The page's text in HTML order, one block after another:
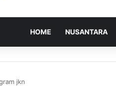
HOME NUSANTARA
jkn